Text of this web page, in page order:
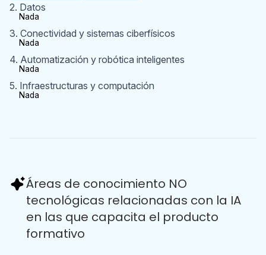
2. Datos
Nada
3. Conectividad y sistemas ciberfísicos
Nada
4. Automatización y robótica inteligentes
Nada
5. Infraestructuras y computación
Nada
Áreas de conocimiento NO
tecnológicas relacionadas con la IA
en las que capacita el producto
formativo